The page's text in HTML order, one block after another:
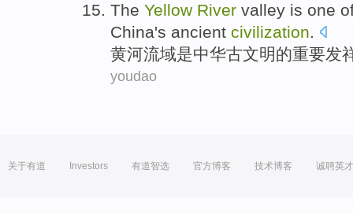
The Yellow River valley is one
China's ancient civilization.
黄河流域是中华古文明的重要发
youdao
关于有道 Investors 有道智选 官方博客 技术博客 诚聘英才